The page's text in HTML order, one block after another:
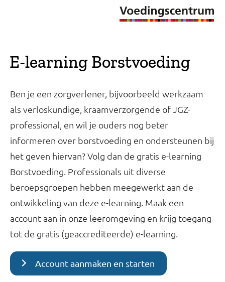
E-learning Borstvoeding
Ben je een zorgverlener, bijvoorbeeld werkzaam
als verloskundige, kraamverzorgende of JGZ-
professional, en wil je ouders nog beter
informeren over borstvoeding en ondersteunen bij
het geven hiervan? Volg dan de gratis e-learning
Borstvoeding. Professionals uit diverse
beroepsgroepen hebben meegewerkt aan de
ontwikkeling van deze e-learning. Maak een
account aan in onze leeromgeving en krijg toegang
tot de gratis (geaccrediteerde) e-learning.
Account aanmaken en starten